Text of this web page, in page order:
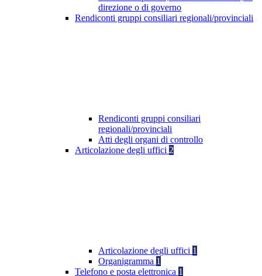
direzione o di governo
Rendiconti gruppi consiliari regionali/provinciali
Rendiconti gruppi consiliari
regionali/provinciali
Atti degli organi di controllo
Articolazione degli uffici 2
Articolazione degli uffici 1
Organigramma 1
Telefono e posta elettronica 1